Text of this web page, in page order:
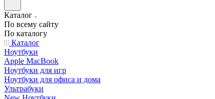
Каталог
По всему сайту
По каталогу
Каталог
Ноутбуки
Apple MacBook
Ноутбуки для игр
Ноутбуки для офиса и дома
Ультрабуки